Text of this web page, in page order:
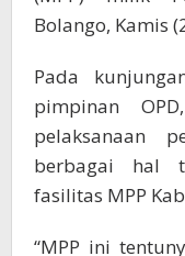
Bolango, Kamis
Pada
pimpinan
pelaksanaan
berbagai hal
fasilitas MPP
“MPP ini